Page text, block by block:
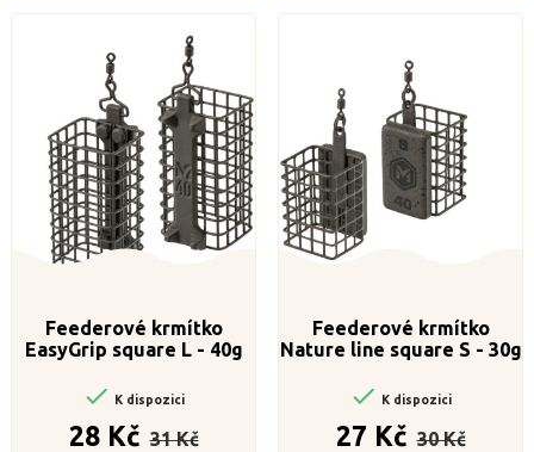
Feederové krmítko
EasyGrip square L - 40g
 K dispozici
28 Kč cena
31 Kč
Cena
Feederové krmítko
Nature line square S - 30g
 K dispozici
27 Kč cena
30 Kč
Cena